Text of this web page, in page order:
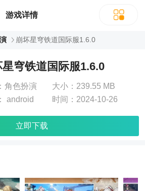
游戏详情
崩坏星穹铁道国际服1.6.0
星穹铁道国际服1.6.0
角色扮演 大小： 239.55 MB
android 时间： 2024-10-26
立即下载